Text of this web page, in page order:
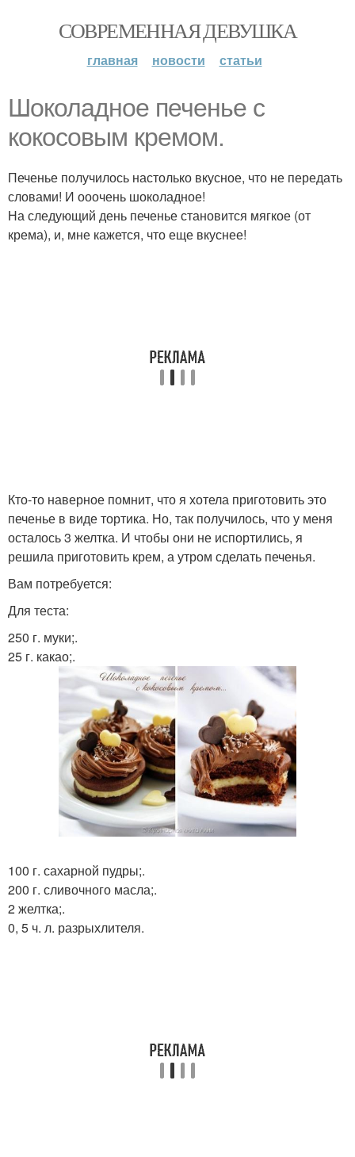
СОВРЕМЕННАЯ ДЕВУШКА
главная новости статьи
Шоколадное печенье с
кокосовым кремом.
Печенье получилось настолько вкусное, что не передать
словами! И ооочень шоколадное!
На следующий день печенье становится мягкое (от
крема), и, мне кажется, что еще вкуснее!
Кто-то наверное помнит, что я хотела приготовить это
печенье в виде тортика. Но, так получилось, что у меня
осталось 3 желтка. И чтобы они не испортились, я
решила приготовить крем, а утром сделать печенья.
Вам потребуется:
Для теста:
250 г. муки;.
25 г. какао;.
100 г. сахарной пудры;.
200 г. сливочного масла;.
2 желтка;.
0, 5 ч. л. разрыхлителя.